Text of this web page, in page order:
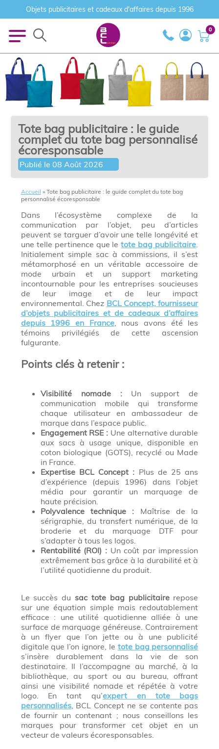
Objets publicitaires et cadeaux d'affaires depuis 1996
0
Tote bag publicitaire : le guide
complet du tote bag personnalisé
écoresponsable
Publié le08 Août 2026
Accueil » Tote bag publicitaire : le guide complet du tote bag
personnalisé écoresponsable
Dans l’écosystème complexe de la
communication par l’objet, peu d’articles
peuvent se targuer d’avoir une telle longévité et
une telle pertinence que letote bag publicitaire.
Initialement simple sac à commissions, il s’est
métamorphosé en un véritable accessoire de
mode urbain et un support marketing
incontournable pour les entreprises soucieuses
de leur image et de leur impact
environnemental. Chez BCL Concept, fournisseur
d’objets publicitaires et de cadeaux d’affaires
depuis 1996 en France, nous avons été les
témoins privilégiés de cette ascension
fulgurante.
Points clés à retenir :
Visibilité nomade :Un support de
communication mobile qui transforme
chaque utilisateur en ambassadeur de
marque dans l’espace public.
Engagement RSE : Une alternative durable
aux sacs à usage unique, disponible en
coton biologique (GOTS), recyclé ou Made
in France.
Expertise BCL Concept : Plus de 25 ans
d’expérience (depuis 1996) dans l’objet
média pour garantir un marquage de
haute précision.
Polyvalence technique : Maîtrise de la
sérigraphie, du transfert numérique, de la
broderie et du marquage DTF pour
s’adapter à tous les logos.
Rentabilité (ROI) :Un coût par impression
extrêmement bas grâce à la durabilité et à
l’utilité quotidienne du produit.
Le succès du sac tote bag publicitairerepose
sur une équation simple mais redoutablement
efficace : une utilité quotidienne alliée à une
surface de marquage généreuse. Contrairement
à un flyer que l’on jette ou à une publicité
digitale que l’on ignore, le tote bag personnalisé
s’insère durablement dans la vie de son
destinataire. Il l’accompagne au marché, à la
bibliothèque, au sport ou au bureau, offrant
ainsi une visibilité nomade et répétée à votre
logo. En tant qu’expert en tote bags
personnalisés, BCL Concept ne se contente pas
de fournir un contenant ; nous conseillons les
marques pour transformer cet objet en un
vecteur de valeurs écoresponsables.